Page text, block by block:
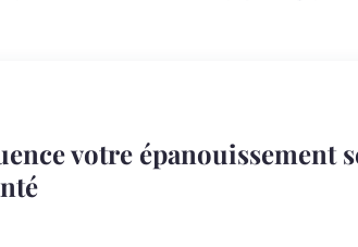
votre épanouissement